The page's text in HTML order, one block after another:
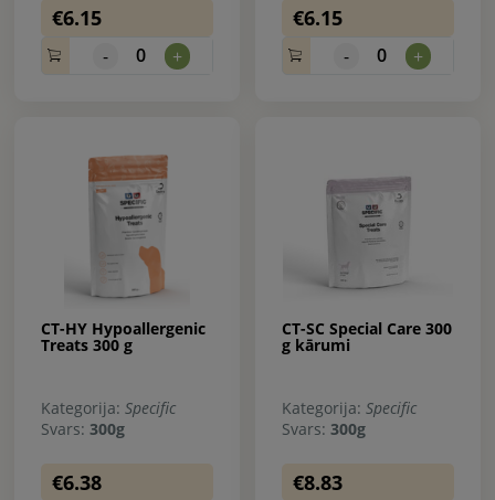
€6.15
- 0 +
€6.15
- 0 +
CT-HY Hypoallergenic
Treats 300 g
Kategorija: Specific
Svars: 300g
€6.38
CT-SC Special Care 300
g kārumi
Kategorija: Specific
Svars: 300g
€8.83